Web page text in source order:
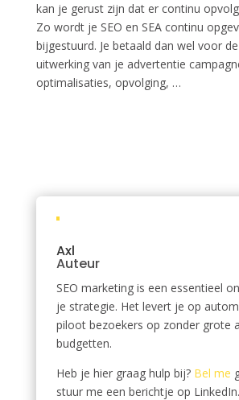
kan je gerust zijn dat er continu
Zo wordt je SEO en SEA continu
bijgestuurd. Je betaald dan wel voor
uitwerking van je advertentie
optimalisaties, opvolging, …
Axl
Auteur
SEO marketing is een essentieel
je strategie. Het levert je op
piloot bezoekers op zonder grote
budgetten.
Heb je hier graag hulp bij? Bel me
stuur me een berichtje op LinkedIn.